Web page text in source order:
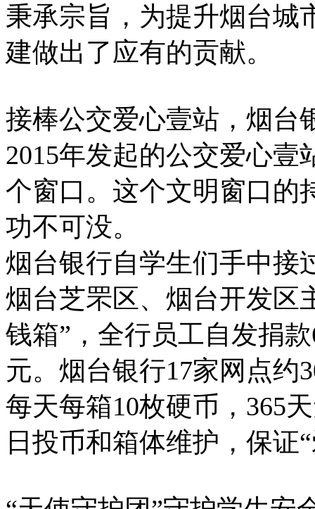
秉承宗旨，为提升烟台城
建做出了应有的贡献。
接棒公交爱心壹站，烟台
2015年发起的公交爱心
个窗口。这个文明窗口的
功不可没。
烟台银行自学生们手中接
烟台芝罘区、烟台开发区
钱箱”，全行员工自发捐
元。烟台银行17家网点约
每天每箱10枚硬币，365
日投币和箱体维护，保证